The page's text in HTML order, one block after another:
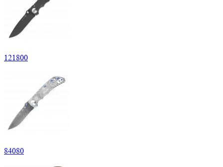
121800
84080